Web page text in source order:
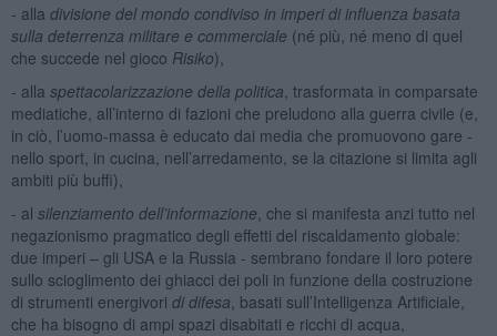
- alla divisione del mondo condiviso in imperi di influenza basata
sulla deterrenza militare e commerciale (né più, né meno di quel
che succede nel gioco Risiko),
- alla spettacolarizzazione della politica , trasformata in comparsate
mediatiche, all’interno di fazioni che preludono alla guerra civile (e,
in ciò, l’uomo-massa è educato dai media che promuovono gare -
nello sport, in cucina, nell’arredamento, se la citazione si limita agli
ambiti più buffi),
- al silenziamento dell’informazione , che si manifesta anzi tutto nel
negazionismo pragmatico degli effetti del riscaldamento globale:
due imperi – gli USA e la Russia - sembrano fondare il loro potere
sullo scioglimento dei ghiacci dei poli in funzione della costruzione
di strumenti energivori di difesa , basati sull’Intelligenza Artificiale,
che ha bisogno di ampi spazi disabitati e ricchi di acqua,